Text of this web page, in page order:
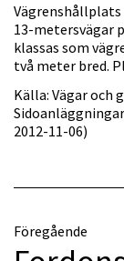
13-metersvägar
klassas som
två meter bred.
Källa: Vägar och
2012-11-06)
Föregående